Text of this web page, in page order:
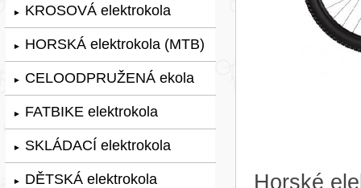
► KROSOVÁ elektrokola
► HORSKÁ elektrokola (MTB)
► CELOODPRUŽENÁ ekola
► FATBIKE elektrokola
► SKLÁDACÍ elektrokola
► DĚTSKÁ elektrokola
Horské